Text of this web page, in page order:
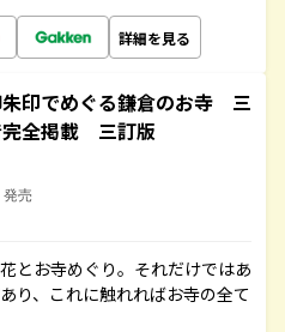
詳細を見る
印でめぐる鎌倉のお寺 三
完全掲載 三訂版
発売
とお寺めぐり。それだけではあ
り、これに触れればお寺の全て